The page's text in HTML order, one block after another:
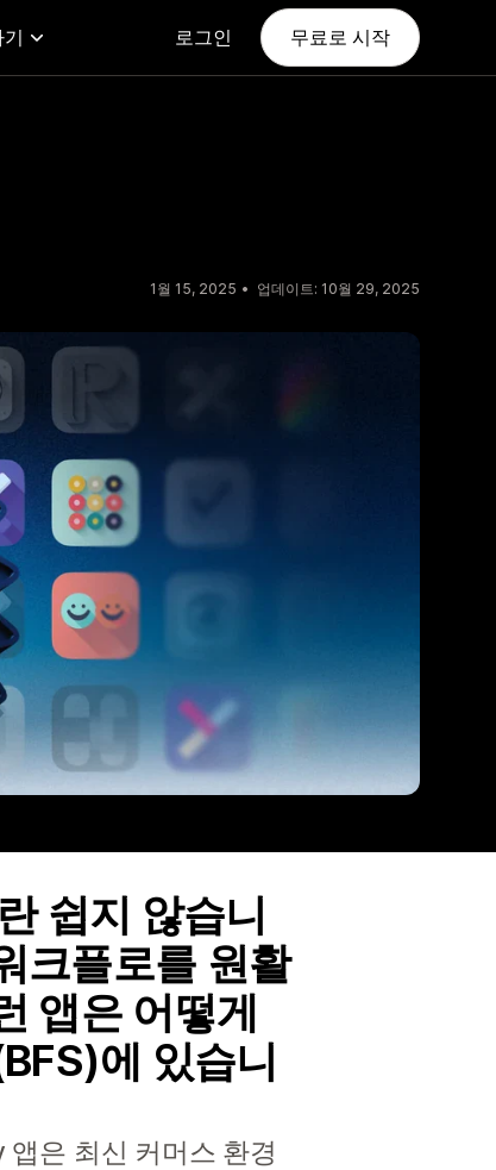
로그인 무료로 시작
1월 15, 2025 업데이트: 10월 29, 2025
쉽지 않습니
크플로를 원활
앱은 어떻게
에 있습니
은 최신 커머스 환경